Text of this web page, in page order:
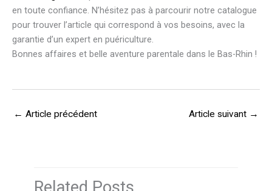
en toute confiance. N’hésitez pas à parcourir notre catalogue
pour trouver l’article qui correspond à vos besoins, avec la
garantie d’un expert en puériculture.
Bonnes affaires et belle aventure parentale dans le Bas-Rhin !
← Article précédent Article suivant →